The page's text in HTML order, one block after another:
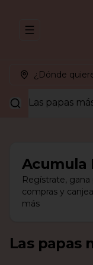
Abrir menu de
¿Dónde
Las papas
Acumula
Regístrate,
compras y
más
Las papas